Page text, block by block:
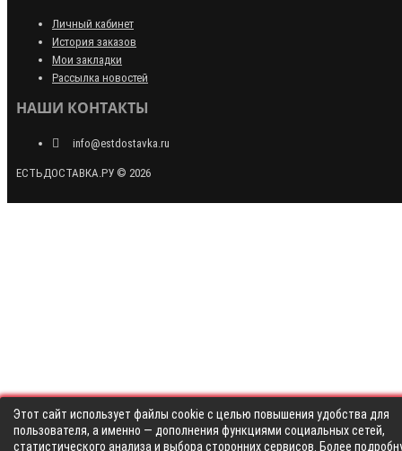
Личный кабинет
История заказов
Мои закладки
Рассылка новостей
НАШИ КОНТАКТЫ
info@estdostavka.ru
ЕСТЬДОСТАВКА.РУ © 2026
Этот сайт использует файлы cookie с целью повышения удобства для
пользователя, а именно — дополнения функциями социальных сетей,
статистического анализа и выбора сторонних сервисов. Более